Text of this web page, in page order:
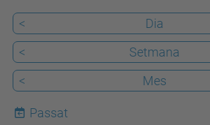
< Dia
<
Setmana
<
Mes
Passat